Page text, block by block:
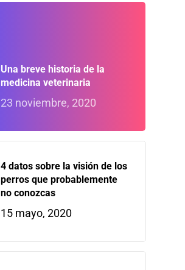
Una breve historia de la
medicina veterinaria
23 noviembre, 2020
4 datos sobre la visión de los
perros que probablemente
no conozcas
15 mayo, 2020